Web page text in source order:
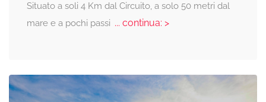
Situato a soli 4 Km dal Circuito, a solo 50 metri dal
mare e a pochi passi ... continua: >